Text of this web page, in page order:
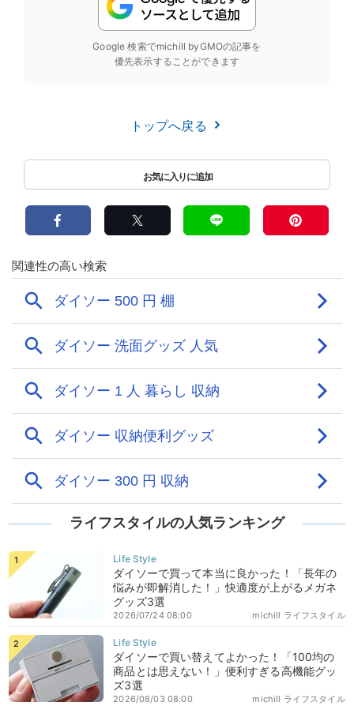
Google 検索でmichill byGMOの記事を
優先表示することができます
トップへ戻る
ライフスタイルの人気ランキング
ダイソーで買って本当に良かった！「長年の
悩みが即解消した！」快適度が上がるメガネ
グッズ3選
michill ライフスタイル
2026/07/24 08:00
ダイソーで買い替えてよかった！「100均の
商品とは思えない！」便利すぎる高機能グッ
ズ3選
michill ライフスタイル
2026/08/03 08:00